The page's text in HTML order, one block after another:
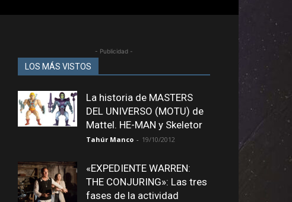
- Publicidad -
LOS MÁS VISTOS
La historia de MASTERS
DEL UNIVERSO (MOTU) de
Mattel. HE-MAN y Skeletor
Tahúr Manco - 19/10/2012
«EXPEDIENTE WARREN:
THE CONJURING»: Las tres
fases de la actividad